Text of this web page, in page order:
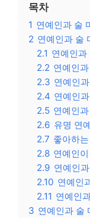
목차
1 연예인과 술
2 연예인과 술
2.1 연예인과
2.2 연예인
2.3 연예인
2.4 연예인
2.5 연예인
2.6 유명 연
2.7 좋아하
2.8 연예인
2.9 연예인
2.10 연예인
2.11 연예인
3 연예인과 술